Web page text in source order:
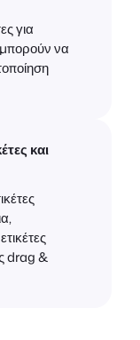
για
να
και
drag &